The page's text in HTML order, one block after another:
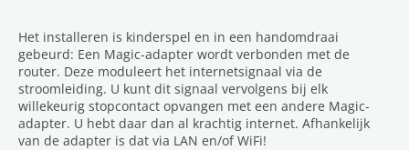
Het installeren is kinderspel en in een handomdraai
gebeurd: Een Magic-adapter wordt verbonden met de
router. Deze moduleert het internetsignaal via de
stroomleiding. U kunt dit signaal vervolgens bij elk
willekeurig stopcontact opvangen met een andere Magic-
adapter. U hebt daar dan al krachtig internet. Afhankelijk
van de adapter is dat via LAN en/of WiFi!